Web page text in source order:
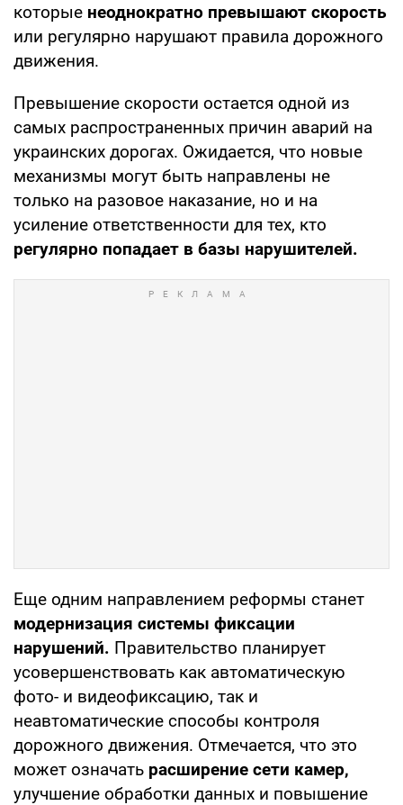
которые неоднократно превышают скорость
или регулярно нарушают правила дорожного
движения.
Превышение скорости остается одной из
самых распространенных причин аварий на
украинских дорогах. Ожидается, что новые
механизмы могут быть направлены не
только на разовое наказание, но и на
усиление ответственности для тех, кто
регулярно попадает в базы нарушителей.
Еще одним направлением реформы станет
модернизация системы фиксации
нарушений. Правительство планирует
усовершенствовать как автоматическую
фото- и видеофиксацию, так и
неавтоматические способы контроля
дорожного движения. Отмечается, что это
может означать расширение сети камер,
улучшение обработки данных и повышение